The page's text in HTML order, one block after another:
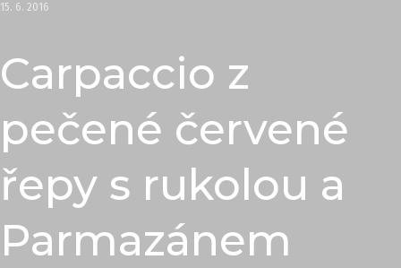
15. 6. 2016
Carpaccio z
pečené červené
řepy s rukolou a
Parmazánem